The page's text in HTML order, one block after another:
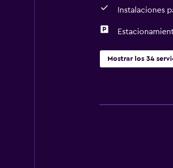
Instalaciones
Mostrar los 34